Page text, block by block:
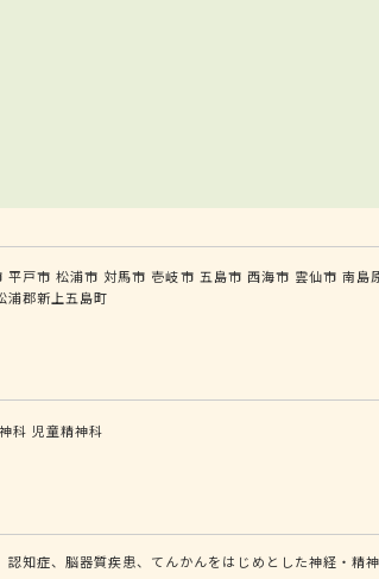
平戸市 松浦市 対馬市 壱岐市 五島市 西海市 雲仙市 南島
浦郡新上五島町
科 児童精神科
知症、脳器質疾患、てんかんをはじめとした神経・精